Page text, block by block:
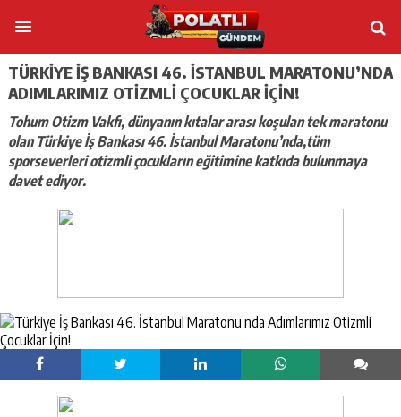
TÜRKIYE İŞ BANKASI 46. İSTANBUL MARATONU’NDA
ADIMLARIMIZ OTIZMLI ÇOCUKLAR İÇIN!
Tohum Otizm Vakfı, dünyanın kıtalar arası koşulan tek maratonu
olan Türkiye İş Bankası 46. İstanbul Maratonu’nda,tüm
sporseverleri otizmli çocukların eğitimine katkıda bulunmaya
davet ediyor.